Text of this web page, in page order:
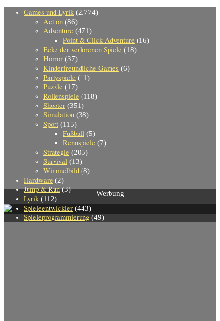
Games und Lyrik (2.774)
Action (86)
Adventure (471)
Point & Click-Adventure (16)
Ecke der verlorenen Spiele (18)
Horror (37)
Kinderfreundliche Games (6)
Partyspiele (11)
Puzzle (17)
Rollenspiele (118)
Shooter (351)
Simulation (38)
Sport (115)
Fußball (5)
Rennspiele (7)
Strategie (205)
Survival (13)
Wimmelbild (8)
Hardware (2)
Jump & Run(3)
Lyrik (112)
Spieleentwickler (443)
Spieleprogrammierung (49)
Werbung